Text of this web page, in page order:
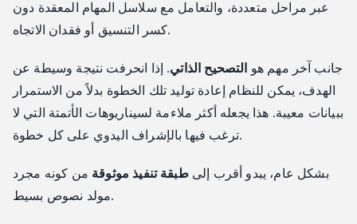
عبر مراحل متعددة، والتعامل مع سلاسل المهام المعقدة دون
كسر التنسيق أو فقدان الاتجاه.
جانب آخر مهم هو التصحيح الذاتي. إذا انحرفت نتيجة وسيطة عن
الهدف، يمكن للنظام إعادة توليد تلك الخطوة بدلاً من الاستمرار
ببيانات معيبة. هذا يجعله أكثر ملاءمة لسيناريوهات الأتمتة التي لا
ترغب فيها بالإشراف اليدوي على كل خطوة.
بشكل عام، يبدو أقرب إلىطبقة تنفيذ موثوقة من كونه مجرد
مولد نصوص بسيط.